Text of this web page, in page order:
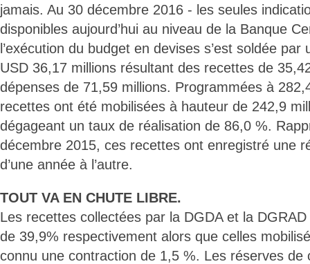
jamais. Au 30 décembre 2016 - les seules
disponibles aujourd’hui au niveau de la Banque
l’exécution du budget en devises s’est soldée
USD 36,17 millions résultant des recettes de
dépenses de 71,59 millions. Programmées à
recettes ont été mobilisées à hauteur de 242,9
dégageant un taux de réalisation de 86,0 %.
décembre 2015, ces recettes ont enregistré une
d’une année à l’autre.
TOUT VA EN CHUTE LIBRE.
Les recettes collectées par la DGDA et la
de 39,9% respectivement alors que celles
connu une contraction de 1,5 %. Les réserves de